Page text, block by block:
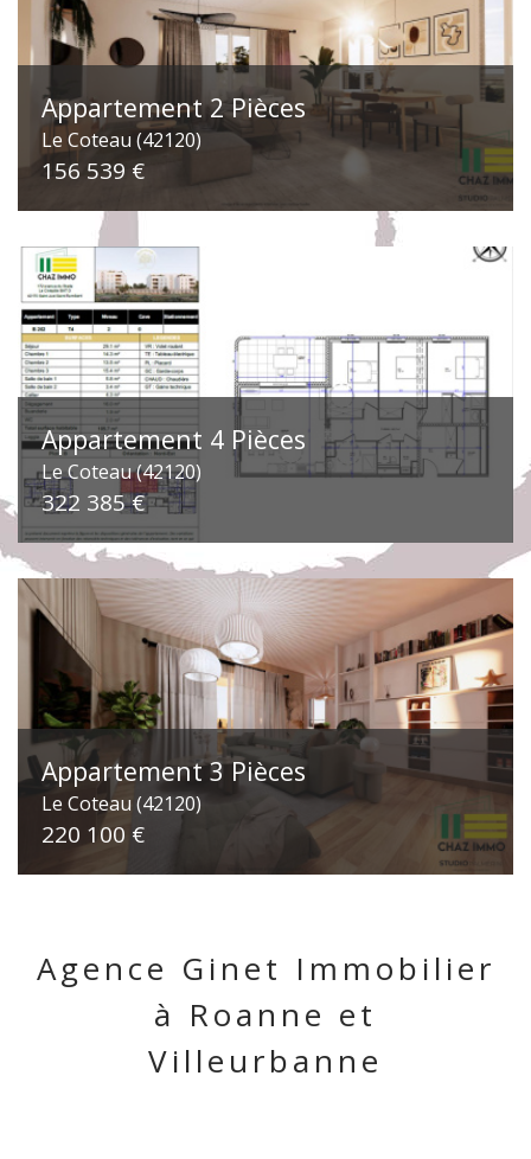
Appartement 2 Pièces
Le Coteau (42120)
156 539 €
Appartement 4 Pièces
Le Coteau (42120)
322 385 €
Appartement 3 Pièces
Le Coteau (42120)
220 100 €
Agence Ginet Immobilier
à Roanne et
Villeurbanne